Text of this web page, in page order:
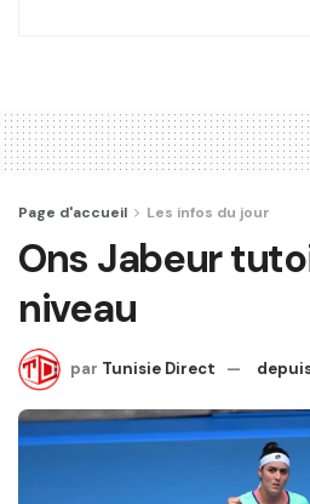
Page d'accueil Les infos du jour
Ons Jabeur
niveau
par Tunisie Direct